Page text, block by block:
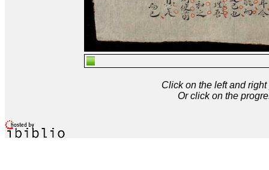
Click on the left and
Or click on the